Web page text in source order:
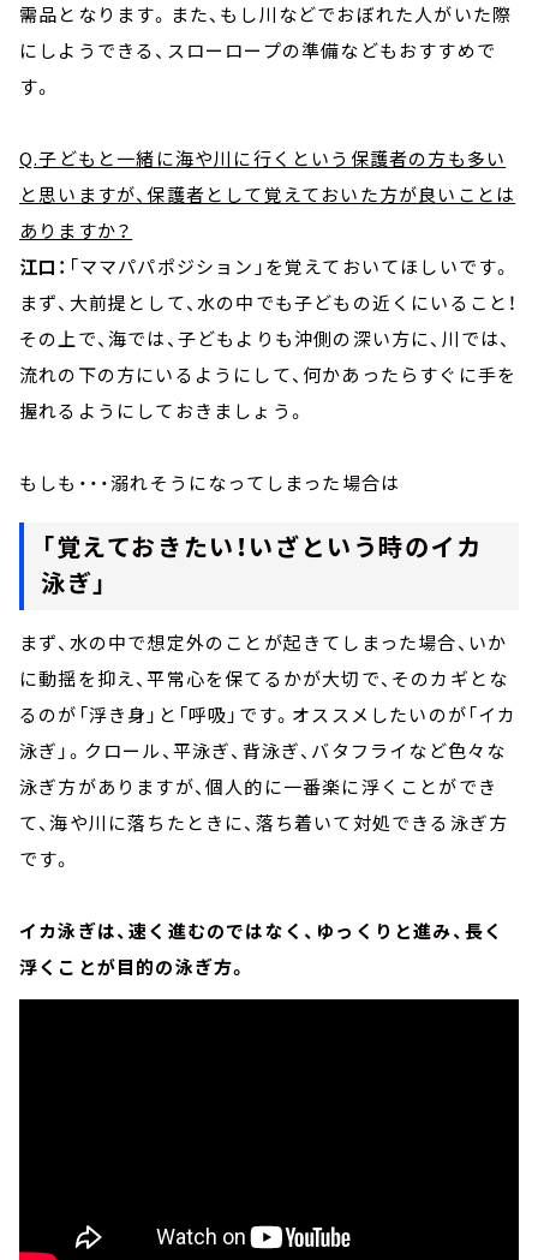
需品となります。また、もし川などでおぼれた人がいた際
にしようできる、スローロープの準備などもおすすめで
す。
Q.子どもと一緒に海や川に行くという保護者の方も多い
と思いますが、保護者として覚えておいた方が良いことは
ありますか？
江口： 「ママパパポジション」を覚えておいてほしいです。
まず、大前提として、水の中でも子どもの近くにいること！
その上で、海では、子どもよりも沖側の深い方に、川では、
流れの下の方にいるようにして、何かあったらすぐに手を
握れるようにしておきましょう。
もしも・・・溺れそうになってしまった場合は
「覚えておきたい！いざという時のイカ
泳ぎ」
まず、水の中で想定外のことが起きてしまった場合、いか
に動揺を抑え、平常心を保てるかが大切で、そのカギとな
るのが「浮き身」と「呼吸」です。オススメしたいのが「イカ
泳ぎ」。クロール、平泳ぎ、背泳ぎ、バタフライなど色々な
泳ぎ方がありますが、個人的に一番楽に浮くことができ
て、海や川に落ちたときに、落ち着いて対処できる泳ぎ方
です。
イカ泳ぎは、速く進むのではなく、ゆっくりと進み、長く
浮くことが目的の泳ぎ方。